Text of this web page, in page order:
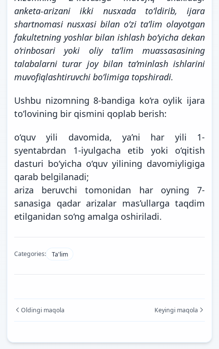
anketa-arizani ikki nusxada to‘ldirib, ijara
shartnomasi nusxasi bilan o‘zi ta’lim olayotgan
fakultetning yoshlar bilan ishlash bo‘yicha dekan
o‘rinbosari yoki oliy ta’lim muassasasining
talabalarni turar joy bilan ta’minlash ishlarini
muvofiqlashtiruvchi bo‘limiga topshiradi.
Ushbu nizomning 8-bandiga ko‘ra oylik ijara
to‘lovining bir qismini qoplab berish:
o‘quv yili davomida, ya’ni har yili 1-
syentabrdan 1-iyulgacha etib yoki o‘qitish
dasturi bo‘yicha o‘quv yilining davomiyligiga
qarab belgilanadi;
ariza beruvchi tomonidan har oyning 7-
sanasiga qadar arizalar mas’ullarga taqdim
etilganidan so‘ng amalga oshiriladi.
Categories: Ta'lim
Oldingi maqola Keyingi maqola